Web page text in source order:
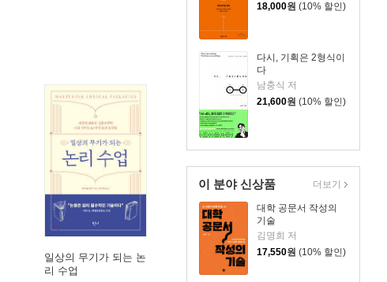
18,000원 (10% 할인)
다시, 기획은 2형식이
다
남충식 저
21,600원 (10% 할인)
이 분야 신상품
대학 공문서 작성의
기술
김명희 저
17,550원 (10% 할인)
더보기
일상의 무기가 되는 논
리 수업